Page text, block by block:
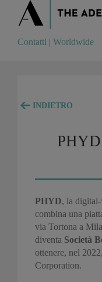
Contatti Worldwide
Contatti | Worldwide
INDIETRO
PHYD, la
combina una
via Tortona a
diventa Società
ottenere, nel
Corporation.